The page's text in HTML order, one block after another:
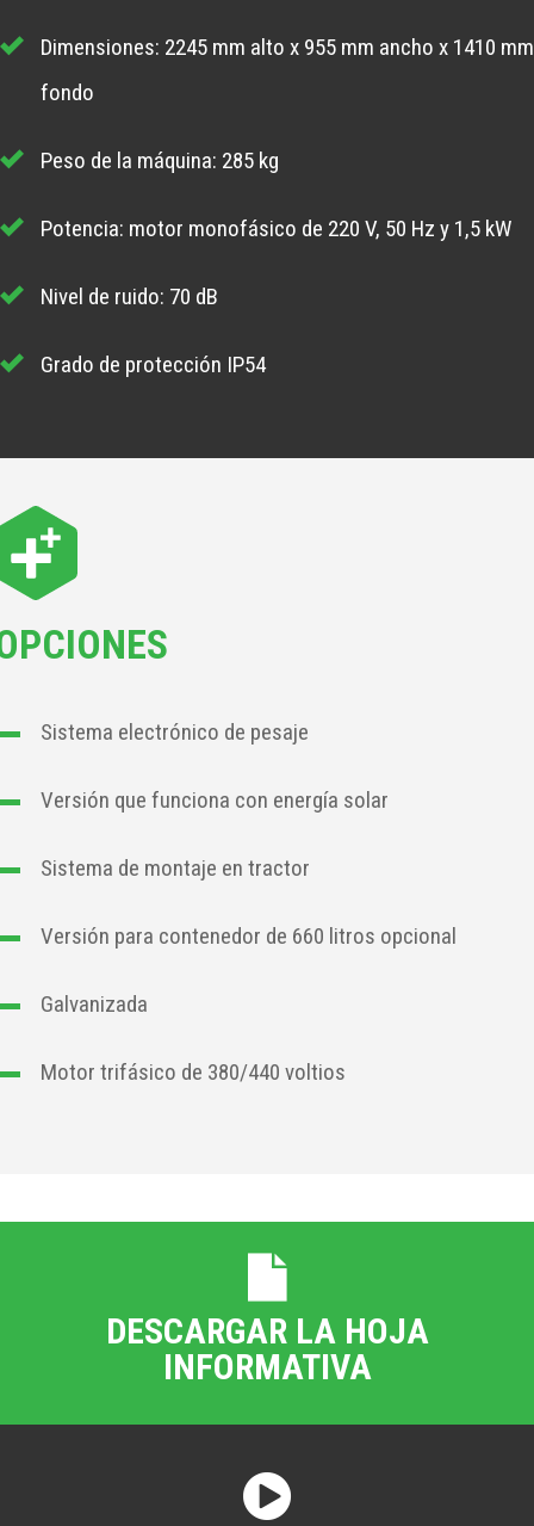
Dimensiones: 2245 mm alto x 955 mm ancho x 1410 mm
fondo
Peso de la máquina: 285 kg
Potencia: motor monofásico de 220 V, 50 Hz y 1,5 kW
Nivel de ruido: 70 dB
Grado de protección IP54
Sistema electrónico de pesaje
Versión que funciona con energía solar
Sistema de montaje en tractor
Versión para contenedor de 660 litros opcional
Galvanizada
Motor trifásico de 380/440 voltios
DESCARGAR LA HOJA
INFORMATIVA